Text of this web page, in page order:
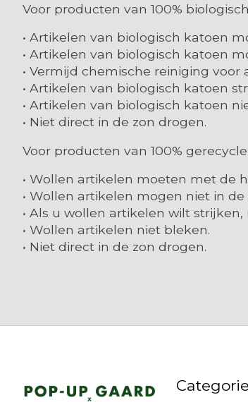
Voor producten van 100%
• Artikelen van biologisch katoen
• Artikelen van biologisch katoen
• Vermijd chemische reiniging
• Artikelen van biologisch katoen
• Artikelen van biologisch katoen
• Niet direct in de zon drogen.
Voor producten van 100%
• Wollen artikelen moeten met de
• Wollen artikelen mogen niet in de
• Als u wollen artikelen wilt
• Wollen artikelen niet bleken.
• Niet direct in de zon drogen.